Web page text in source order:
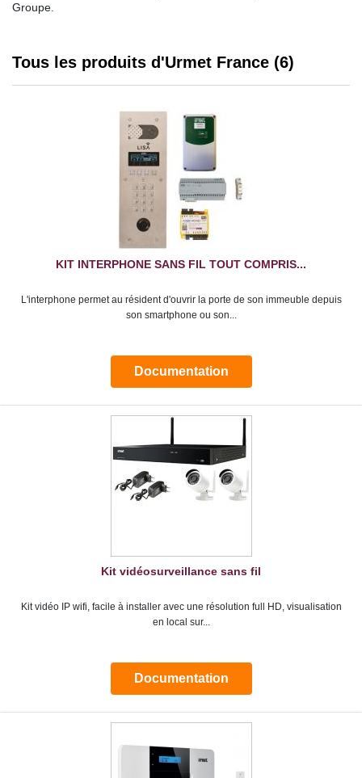
Groupe.
Tous les produits d'Urmet France (6)
KIT INTERPHONE SANS FIL TOUT COMPRIS...
L'interphone permet au résident d'ouvrir la porte de son immeuble depuis
son smartphone ou son...
Documentation
Kit vidéosurveillance sans fil
Kit vidéo IP wifi, facile à installer avec une résolution full HD, visualisation
en local sur...
Documentation